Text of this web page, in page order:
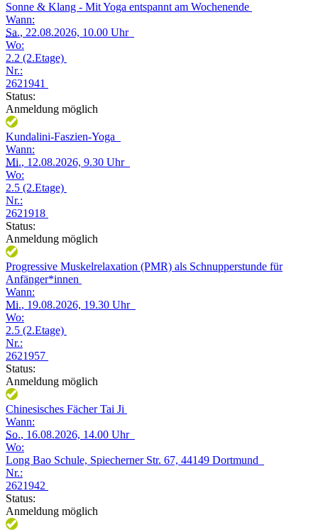
Sonne & Klang - Mit Yoga entspannt am Wochenende
Wann:
Sa., 22.08.2026, 10.00 Uhr
Wo:
2.2 (2.Etage)
Nr.:
2621941
Status:
Anmeldung möglich
Kundalini-Faszien-Yoga
Wann:
Mi., 12.08.2026, 9.30 Uhr
Wo:
2.5 (2.Etage)
Nr.:
2621918
Status:
Anmeldung möglich
Progressive Muskelrelaxation (PMR) als Schnupperstunde für
Anfänger*innen
Wann:
Mi., 19.08.2026, 19.30 Uhr
Wo:
2.5 (2.Etage)
Nr.:
2621957
Status:
Anmeldung möglich
Chinesisches Fächer Tai Ji
Wann:
So., 16.08.2026, 14.00 Uhr
Wo:
Long Bao Schule, Spiecherner Str. 67, 44149 Dortmund
Nr.:
2621942
Status:
Anmeldung möglich